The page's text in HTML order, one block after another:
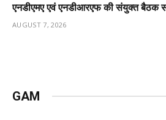
एनडीएमए एवं एनडीआरएफ की संयुक्त बैठक
AUGUST 7, 2026
GAM